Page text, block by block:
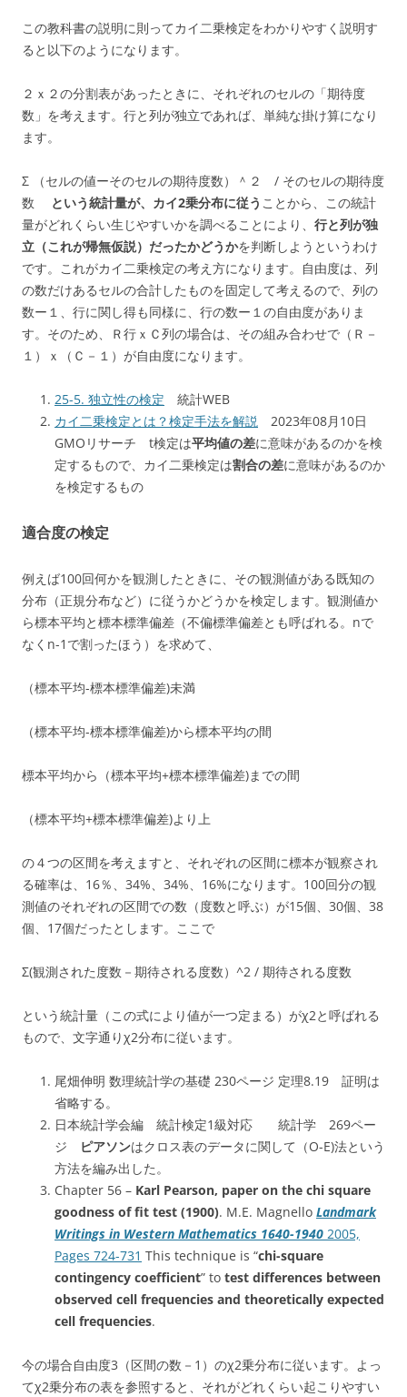
この教科書の説明に則ってカイ二乗検定をわかりやすく説明す
ると以下のようになります。
２ｘ２の分割表があったときに、それぞれのセルの「期待度
数」を考えます。行と列が独立であれば、単純な掛け算になり
ます。
Σ （セルの値ーそのセルの期待度数）＾２ / そのセルの期待度
数
という統計量が、カイ2乗分布に従う ことから、この統計
量がどれくらい生じやすいかを調べることにより、 行と列が独
立（これが帰無仮説）だったかどうかを判断しようというわけ
です。これがカイ二乗検定の考え方になります。自由度は、列
の数だけあるセルの合計したものを固定して考えるので、列の
数ー１、行に関し得も同様に、行の数ー１の自由度がありま
す。そのため、Ｒ行ｘＣ列の場合は、その組み合わせで（Ｒ－
１）ｘ（Ｃ－１）が自由度になります。
25-5. 独立性の検定 統計WEB
カイ二乗検定とは？検定手法を解説 2023年08月10日
GMOリサーチ t検定は平均値の差に意味があるのかを検
定するもので、カイ二乗検定は割合の差に意味があるのか
を検定するもの
適合度の検定
例えば100回何かを観測したときに、その観測値がある既知の
分布（正規分布など）に従うかどうかを検定します。観測値か
ら標本平均と標本標準偏差（不偏標準偏差とも呼ばれる。nで
なくn-1で割ったほう）を求めて、
（標本平均-標本標準偏差)未満
（標本平均-標本標準偏差)から標本平均の間
標本平均から（標本平均+標本標準偏差)までの間
（標本平均+標本標準偏差)より上
の４つの区間を考えますと、それぞれの区間に標本が観察され
る確率は、16％、34%、34%、16%になります。100回分の観
測値のそれぞれの区間での数（度数と呼ぶ）が15個、30個、38
個、17個だったとします。ここで
Σ(観測された度数－期待される度数）^2 / 期待される度数
という統計量（この式により値が一つ定まる）がχ2と呼ばれる
もので、文字通りχ2分布に従います。
尾畑伸明 数理統計学の基礎 230ページ 定理8.19 証明は
省略する。
日本統計学会編 統計検定1級対応 統計学 269ペー
ジ
ピアソンはクロス表のデータに関して（O-E)法という
方法を編み出した。
Chapter 56 – Karl Pearson, paper on the chi square
goodness of fit test (1900). M.E. Magnello Landmark
Writings in Western Mathematics 1640-1940 2005,
Pages 724-731 This technique is “chi-square
contingency coefficient” to test differences between
observed cell frequencies and theoretically expected
cell frequencies.
今の場合自由度3（区間の数－1）のχ2乗分布に従います。よっ
てχ2乗分布の表を参照すると、それがどれくらい起こりやすい